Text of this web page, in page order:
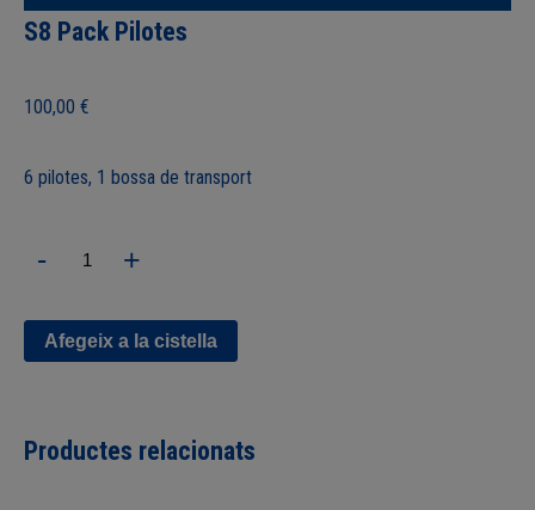
S8 Pack Pilotes
100,00 €
6 pilotes, 1 bossa de transport
-
Pilotes
+
Afegeix a la cistella
Productes relacionats